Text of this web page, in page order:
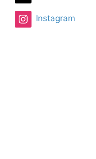
Instagram